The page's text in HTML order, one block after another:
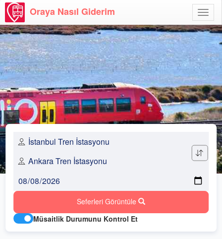
Aç
Oraya Nasıl Giderim
Seferleri Görüntüle
Müsaitlik Durumunu Kontrol Et